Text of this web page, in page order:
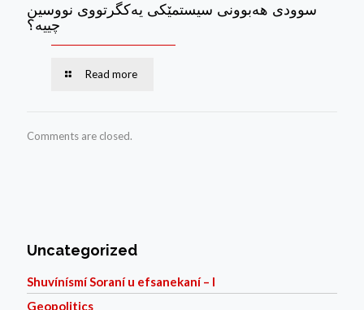
سوودی هه‌بوونی سیستمێكی یه‌كگرتووی نووسین
چییه؟
Read more
Comments are closed.
Uncategorized
Shuvínísmí Soraní u efsanekaní – I
Geopolitics